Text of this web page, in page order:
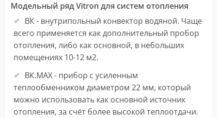
Модельный ряд Vitron для систем отопления
ВК - внутрипольный конвектор водяной. Чаще
всего применяется как дополнительный пробор
отопления, либо как основной, в небольших
помещениях 10-12 м2.
ВК.МАХ - прибор с усиленным
теплообменником диаметром 22 мм, который
можно использовать как основной источник
отопления, за счёт более высокой теплоотдачи.